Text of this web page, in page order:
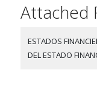
Attached
ESTADOS
DEL ESTADO